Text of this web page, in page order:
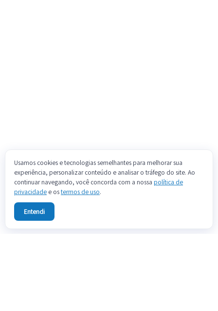
Usamos cookies e tecnologias semelhantes para melhorar sua
experiência, personalizar conteúdo e analisar o tráfego do site. Ao
continuar navegando, você concorda com a nossa política de
privacidade e ostermos de uso.
Entendi